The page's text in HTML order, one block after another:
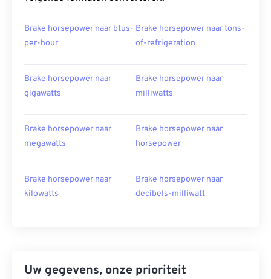
Brake horsepower naar btus-
per-hour
Brake horsepower naar tons-
of-refrigeration
Brake horsepower naar
gigawatts
Brake horsepower naar
milliwatts
Brake horsepower naar
megawatts
Brake horsepower naar
horsepower
Brake horsepower naar
kilowatts
Brake horsepower naar
decibels-milliwatt
Uw gegevens, onze prioriteit